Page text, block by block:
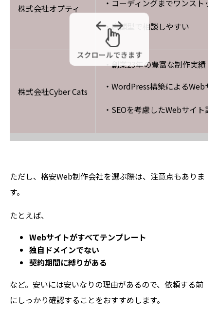
株式会社オプティ
・コーディングまでワンストッ
・店舗型で相談しやすい
株式会社Cyber Cats
・創業23年の豊富な制作実績
・WordPress構築によるWebサ
・SEOを考慮したWebサイト設
ただし、格安Web制作会社を選ぶ際は、注意点もありま
す。
たとえば、
Webサイトがすべてテンプレート
独自ドメインでない
契約期間に縛りがある
など。安いには安いなりの理由があるので、依頼する前
にしっかり確認することをおすすめします。